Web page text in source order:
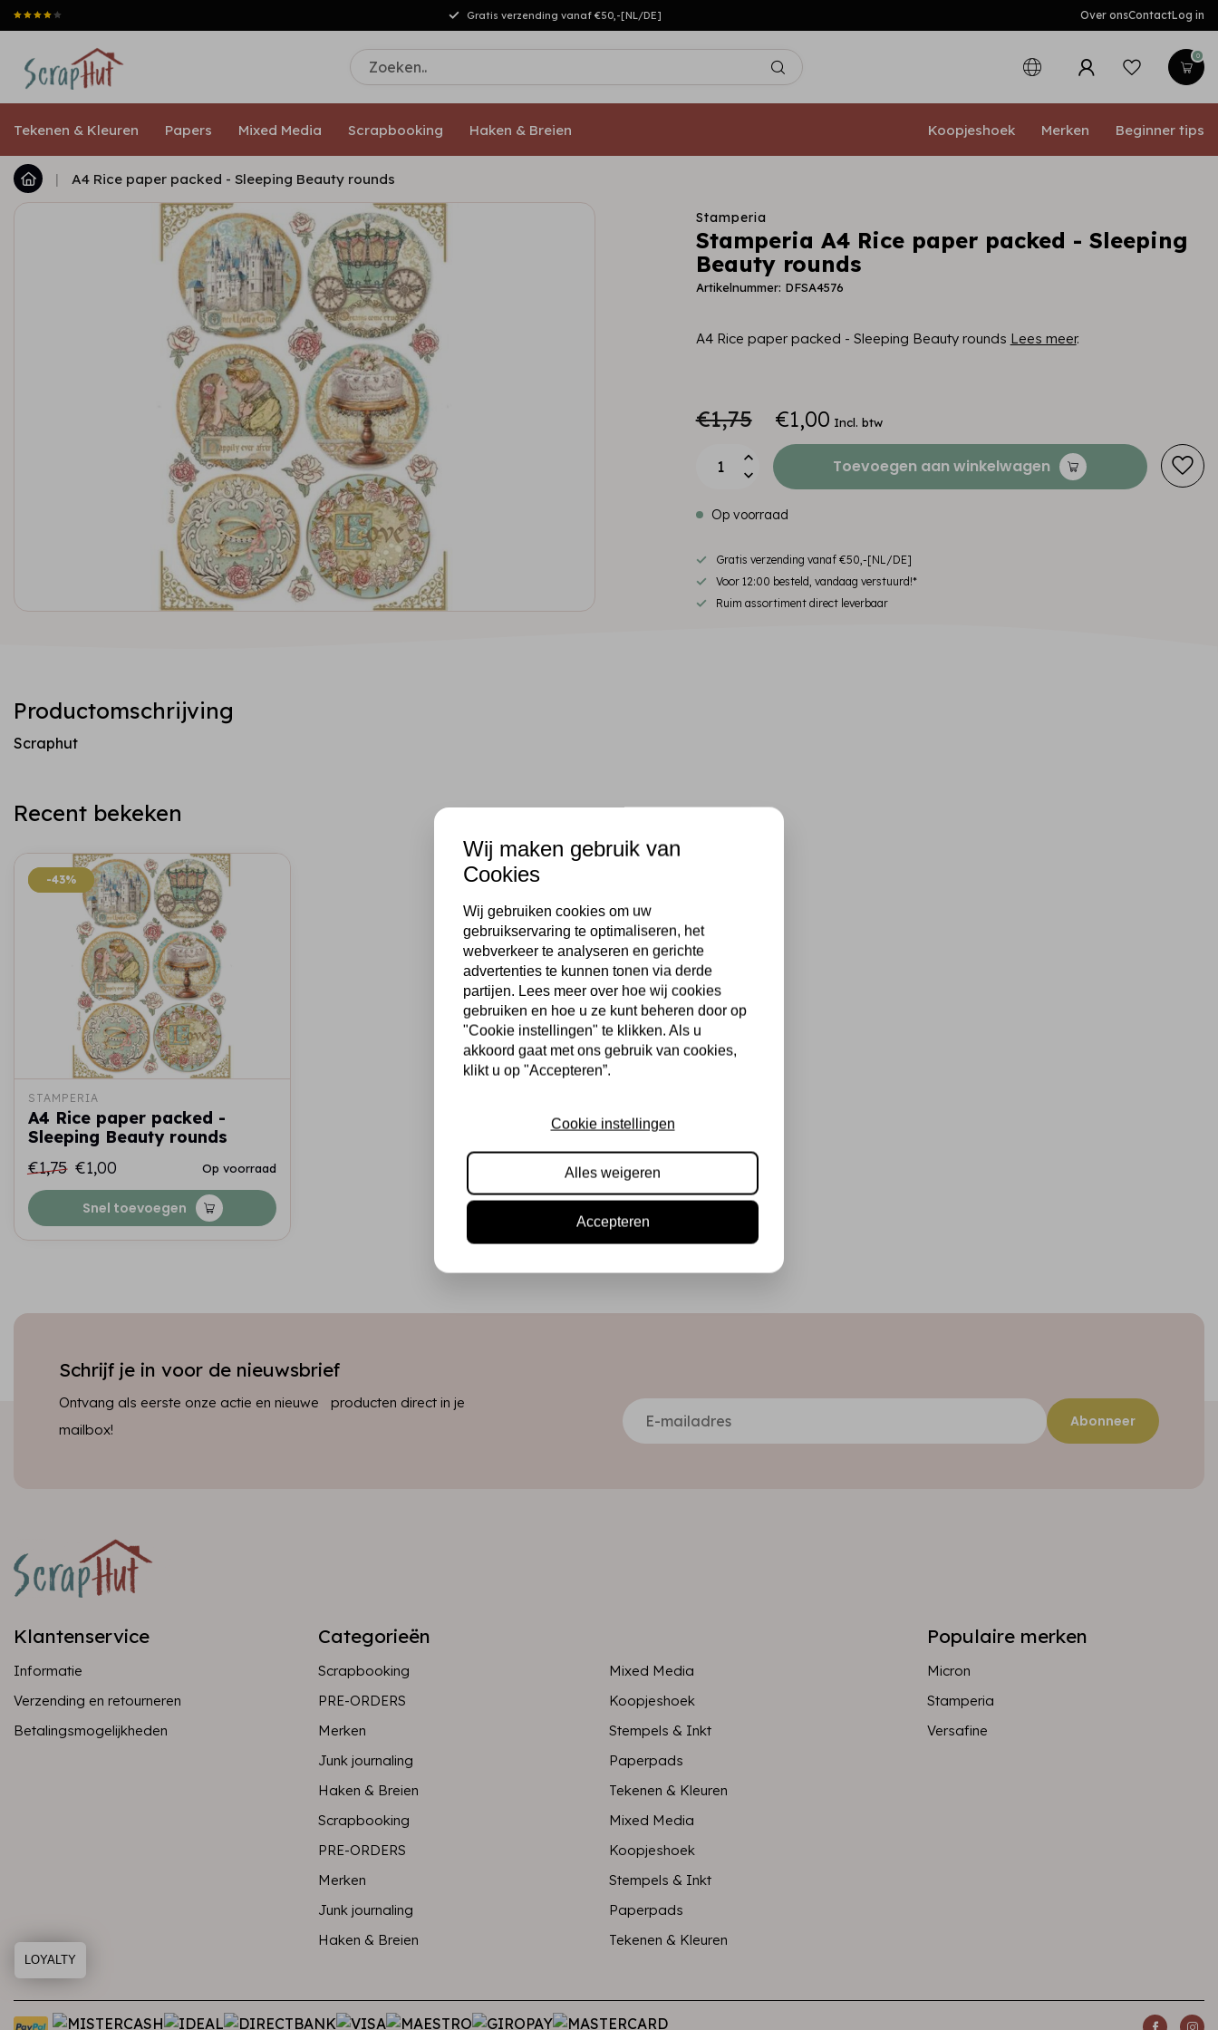
Gratis verzending vanaf €50,-[NL/DE] Over onsContactLog in
0
Tekenen & Kleuren Papers Mixed Media Scrapbooking Haken & Breien Koopjeshoek Merken Beginner tips
| A4 Rice paper packed - Sleeping Beauty rounds
Stamperia
Stamperia A4 Rice paper packed - Sleeping
Beauty rounds
Artikelnummer: DFSA4576
A4 Rice paper packed - Sleeping Beauty rounds Lees meer.
€1,75 €1,00 Incl. btw
Toevoegen aan winkelwagen
Op voorraad
Gratis verzending vanaf €50,-[NL/DE]
Voor 12:00 besteld, vandaag verstuurd!*
Ruim assortiment direct leverbaar
Productomschrijving
Scraphut
Recent bekeken
-43%
-43%
STAMPERIA
A4 Rice paper packed -
Sleeping Beauty rounds
€1,75 €1,00 Op voorraad
Snel toevoegen
Schrijf je in voor de nieuwsbrief
Ontvang als eerste onze actie en nieuwe producten direct in je
mailbox!
Abonneer
Klantenservice
Informatie
Verzending en retourneren
Betalingsmogelijkheden
Categorieën
Scrapbooking
Mixed Media
PRE-ORDERS
Koopjeshoek
Merken
Stempels & Inkt
Junk journaling
Paperpads
Haken & Breien
Tekenen & Kleuren
Scrapbooking
Mixed Media
PRE-ORDERS
Koopjeshoek
Merken
Stempels & Inkt
Junk journaling
Paperpads
Haken & Breien
Tekenen & Kleuren
Populaire merken
Micron
Stamperia
Versafine
Wij maken gebruik van
Cookies
Wij gebruiken cookies om uw
gebruikservaring te optimaliseren, het
webverkeer te analyseren en gerichte
advertenties te kunnen tonen via derde
partijen. Lees meer over hoe wij cookies
gebruiken en hoe u ze kunt beheren door op
"Cookie instellingen" te klikken. Als u
akkoord gaat met ons gebruik van cookies,
klikt u op "Accepteren”.
Cookie instellingen
Alles weigeren
Accepteren
LOYALTY